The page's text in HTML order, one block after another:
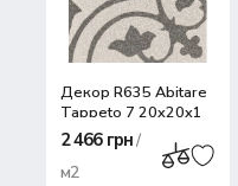
Декор R635 Abitare
Tappeto 7 20x20x1
2 466 грн/
м2